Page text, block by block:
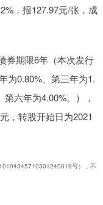
，报127.97元/张，成
券期限6年（本次发行
为0.80%、第三年为1.
六年为4.00%。），
，转股开始日为2021
号），不